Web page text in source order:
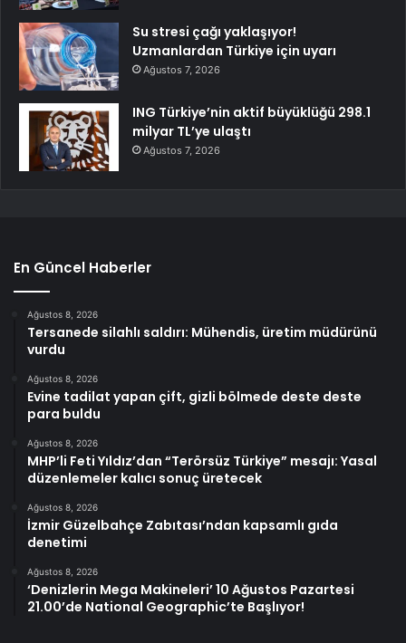
Su stresi çağı yaklaşıyor!
Uzmanlardan Türkiye için uyarı
Ağustos 7, 2026
ING Türkiye’nin aktif büyüklüğü 298.1
milyar TL’ye ulaştı
Ağustos 7, 2026
En Güncel Haberler
Ağustos 8, 2026
Tersanede silahlı saldırı: Mühendis, üretim müdürünü
vurdu
Ağustos 8, 2026
Evine tadilat yapan çift, gizli bölmede deste deste
para buldu
Ağustos 8, 2026
MHP’li Feti Yıldız’dan “Terörsüz Türkiye” mesajı: Yasal
düzenlemeler kalıcı sonuç üretecek
Ağustos 8, 2026
İzmir Güzelbahçe Zabıtası’ndan kapsamlı gıda
denetimi
Ağustos 8, 2026
‘Denizlerin Mega Makineleri’ 10 Ağustos Pazartesi
21.00’de National Geographic’te Başlıyor!